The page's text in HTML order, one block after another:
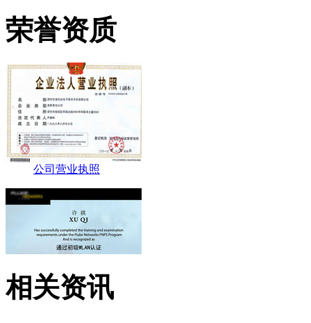
荣誉资质
公司营业执照
相关资讯